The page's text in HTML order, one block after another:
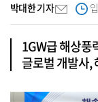
박대한 기자
1GW급 해상풍
글로벌 개발사,